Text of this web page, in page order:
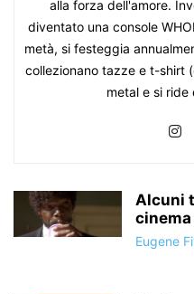
alla forza dell'amore.
diventato una console
metà, si festeggia
collezionano tazze e t-shirt
metal e si
Alcuni
Eugene